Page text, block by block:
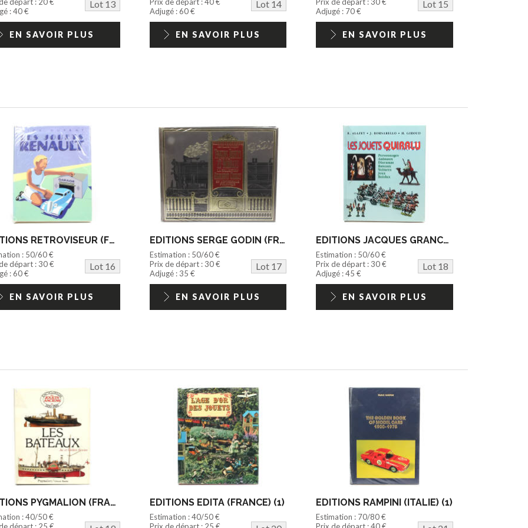
Lot 13
: 40 €
EN SAVOIR PLUS
Lot 14
Adjugé : 60 €
EN SAVOIR PLUS
Lot 15
Adjugé : 70 €
EN SAVOIR PLUS
EDITIONS RETROVISEUR (FRANCE) (1)
: 50/60 €
départ : 30 €
Lot 16
: 60 €
EN SAVOIR PLUS
EDITIONS SERGE GODIN (FRANCE) (1)
Estimation : 50/60 €
Prix de départ : 30 €
Lot 17
Adjugé : 35 €
EN SAVOIR PLUS
EDITIONS JACQUES GRANCHER (FRANCE) (1)
Estimation : 50/60 €
Prix de départ : 30 €
Lot 18
Adjugé : 45 €
EN SAVOIR PLUS
EDITIONS PYGMALION (FRANCE) (1)
: 40/50 €
départ : 25 €
EDITIONS EDITA (FRANCE) (1)
Estimation : 40/50 €
Prix de départ : 25 €
EDITIONS RAMPINI (ITALIE) (1)
Estimation : 70/80 €
Prix de départ : 40 €